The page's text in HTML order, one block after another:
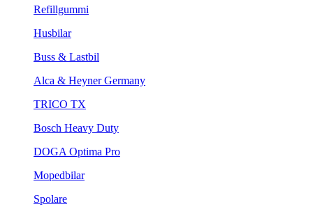
Refillgummi
Husbilar
Buss & Lastbil
Alca & Heyner Germany
TRICO TX
Bosch Heavy Duty
DOGA Optima Pro
Mopedbilar
Spolare